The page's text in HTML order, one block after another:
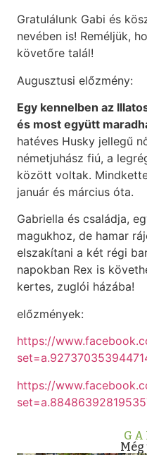
Gratulálunk Gabi és
nevében is! Reméljük,
követőre talál!
Augusztusi előzmény:
Egy kennelben az
és most együtt
hatéves Husky jellegű
németjuhász fiú, a
között voltak.
január és március óta.
Gabriella és családja,
magukhoz, de hamar
elszakítani a két régi
napokban Rex is
kertes, zuglói házába!
előzmények:
https://
https://
Még